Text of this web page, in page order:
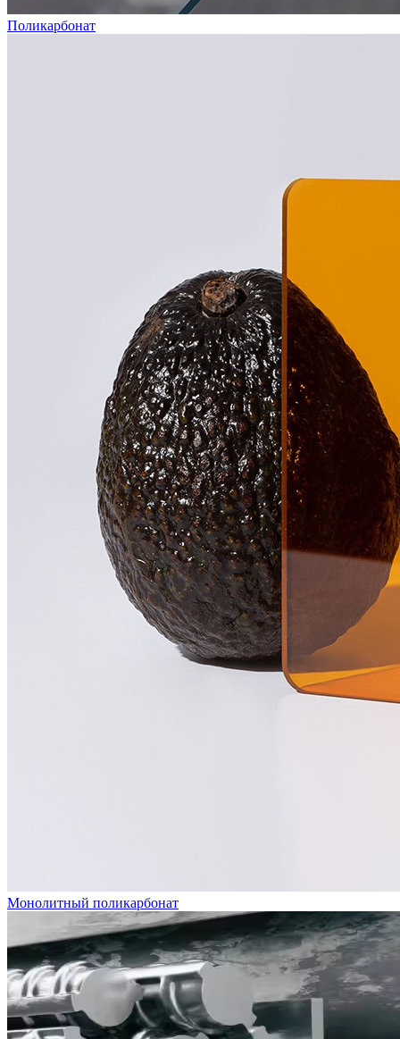
Поликарбонат
Монолитный поликарбонат